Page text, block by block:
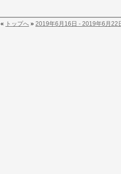
« トップへ » 2019年6月16日 - 2019年6月22